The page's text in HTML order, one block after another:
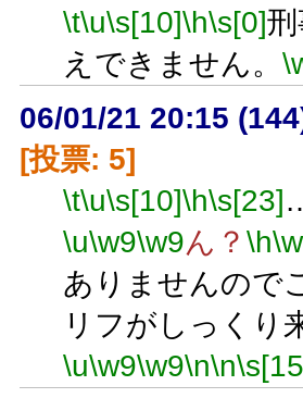
\t\u\s[10]\h\s[0]
えできません。
06/01/21 20:15
[投票: 5]
\t\u\s[10]\h\s[23]
\u\w9\w9ん？ \h
ありませんので
リフがしっくり
\u\w9\w9\n\n